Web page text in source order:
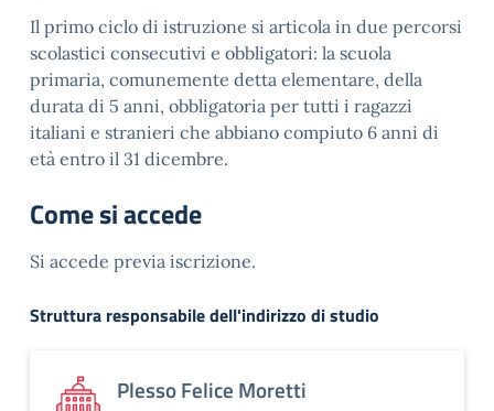
Il primo ciclo di istruzione si articola in due percorsi
scolastici consecutivi e obbligatori: la scuola
primaria, comunemente detta elementare, della
durata di 5 anni, obbligatoria per tutti i ragazzi
italiani e stranieri che abbiano compiuto 6 anni di
età entro il 31 dicembre.
Come si accede
Si accede previa iscrizione.
Struttura responsabile dell'indirizzo di studio
Plesso Felice Moretti